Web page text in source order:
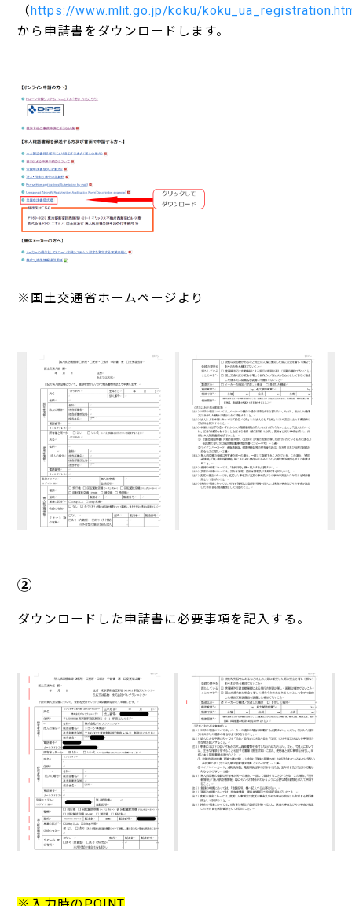
（https://www.mlit.go.jp/koku/
から申請書をダウンロードします。
※国土交通省ホームページより
②
ダウンロードした申請書に必要事項を記入する。